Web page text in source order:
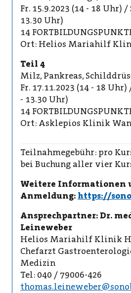
Fr. 15.9.2023 (14 - 18 Uhr) /
13.30 Uhr)
14
Ort: Helios Mariahilf
Teil 4
Milz, Pankreas,
Fr. 17.11.2023 (14 - 18 Uhr)
- 13.30 Uhr)
14
Ort: Asklepios Klinik
Teilnahmegebühr: pro
bei Buchung aller vier
Weitere Informationen
Anmeldung: https://
Ansprechpartner: Dr.
Leineweber
Helios Mariahilf Klinik
Chefarzt
Medizin
Tel: 040 / 79006-426